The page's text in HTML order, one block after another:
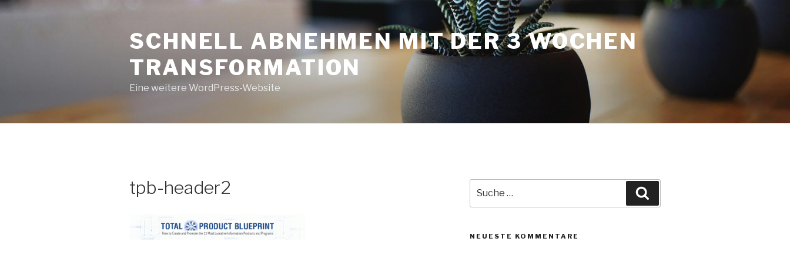
Zum
SCHNELL ABNEHMEN MIT DER 3 WOCHEN
TRANSFORMATION
Eine weitere WordPress-Website
tpb-header2
nach:
Suche
NEUESTE KOMMENTARE